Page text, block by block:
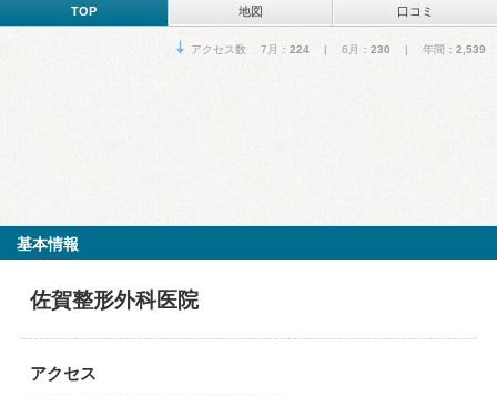
TOP 地図 口コミ
アクセス数 7月： 224 | 6月： 230 | 年間： 2,539
基本情報
佐賀整形外科医院
アクセス